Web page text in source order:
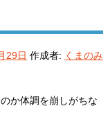
29日 作成者: くまのみ
か体調を崩しがちな